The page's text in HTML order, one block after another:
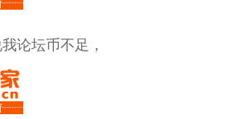
论坛币不足，